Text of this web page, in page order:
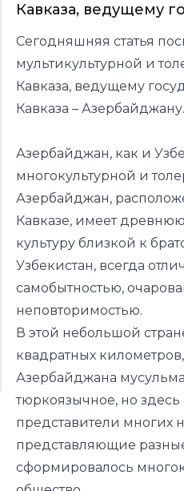
Кавказа, ведущему
Сегодняшняя статья
мультикультурной и
Кавказа, ведущему
Кавказа – Азербайджану.
Азербайджан, как и
многокультурной и
Азербайджан,
Кавказе, имеет
культуру близкой к
Узбекистан, всегда
самобытностью,
неповторимостью.
В этой небольшой
квадратных
Азербайджана
тюркоязычное, но
представители многих
представляющие
сформировалось